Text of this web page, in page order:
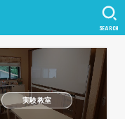
SEARCH
実験教室